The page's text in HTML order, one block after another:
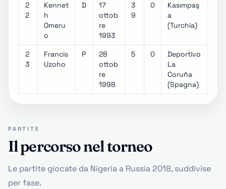
2
2
Kennet
h
Omeru
o
D
17
ottob
re
1993
3
9
0
Kasımpaş
a
(Turchia)
2
3
Francis
Uzoho
P
28
ottob
re
1998
5 0
Deportivo
La
Coruña
(Spagna)
PARTITE
Il percorso nel torneo
Le partite giocate da Nigeria a Russia 2018, suddivise
per fase.